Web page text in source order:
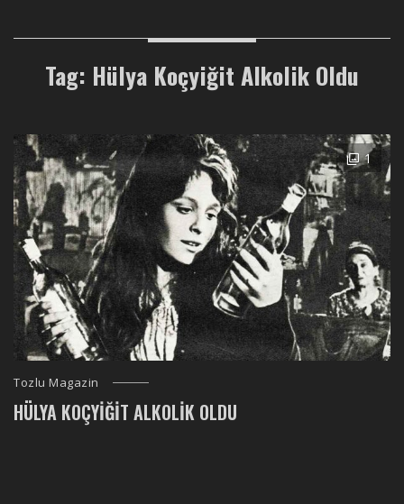
Tag: Hülya Koçyiğit Alkolik Oldu
1
Tozlu Magazin
HÜLYA KOÇYIĞIT ALKOLIK OLDU